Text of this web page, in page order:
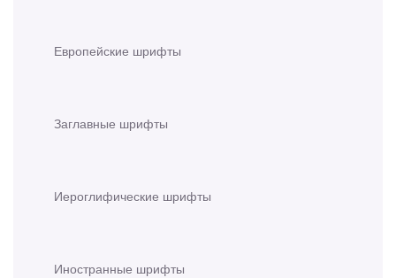
Европейские шрифты
Заглавные шрифты
Иероглифические шрифты
Иностранные шрифты